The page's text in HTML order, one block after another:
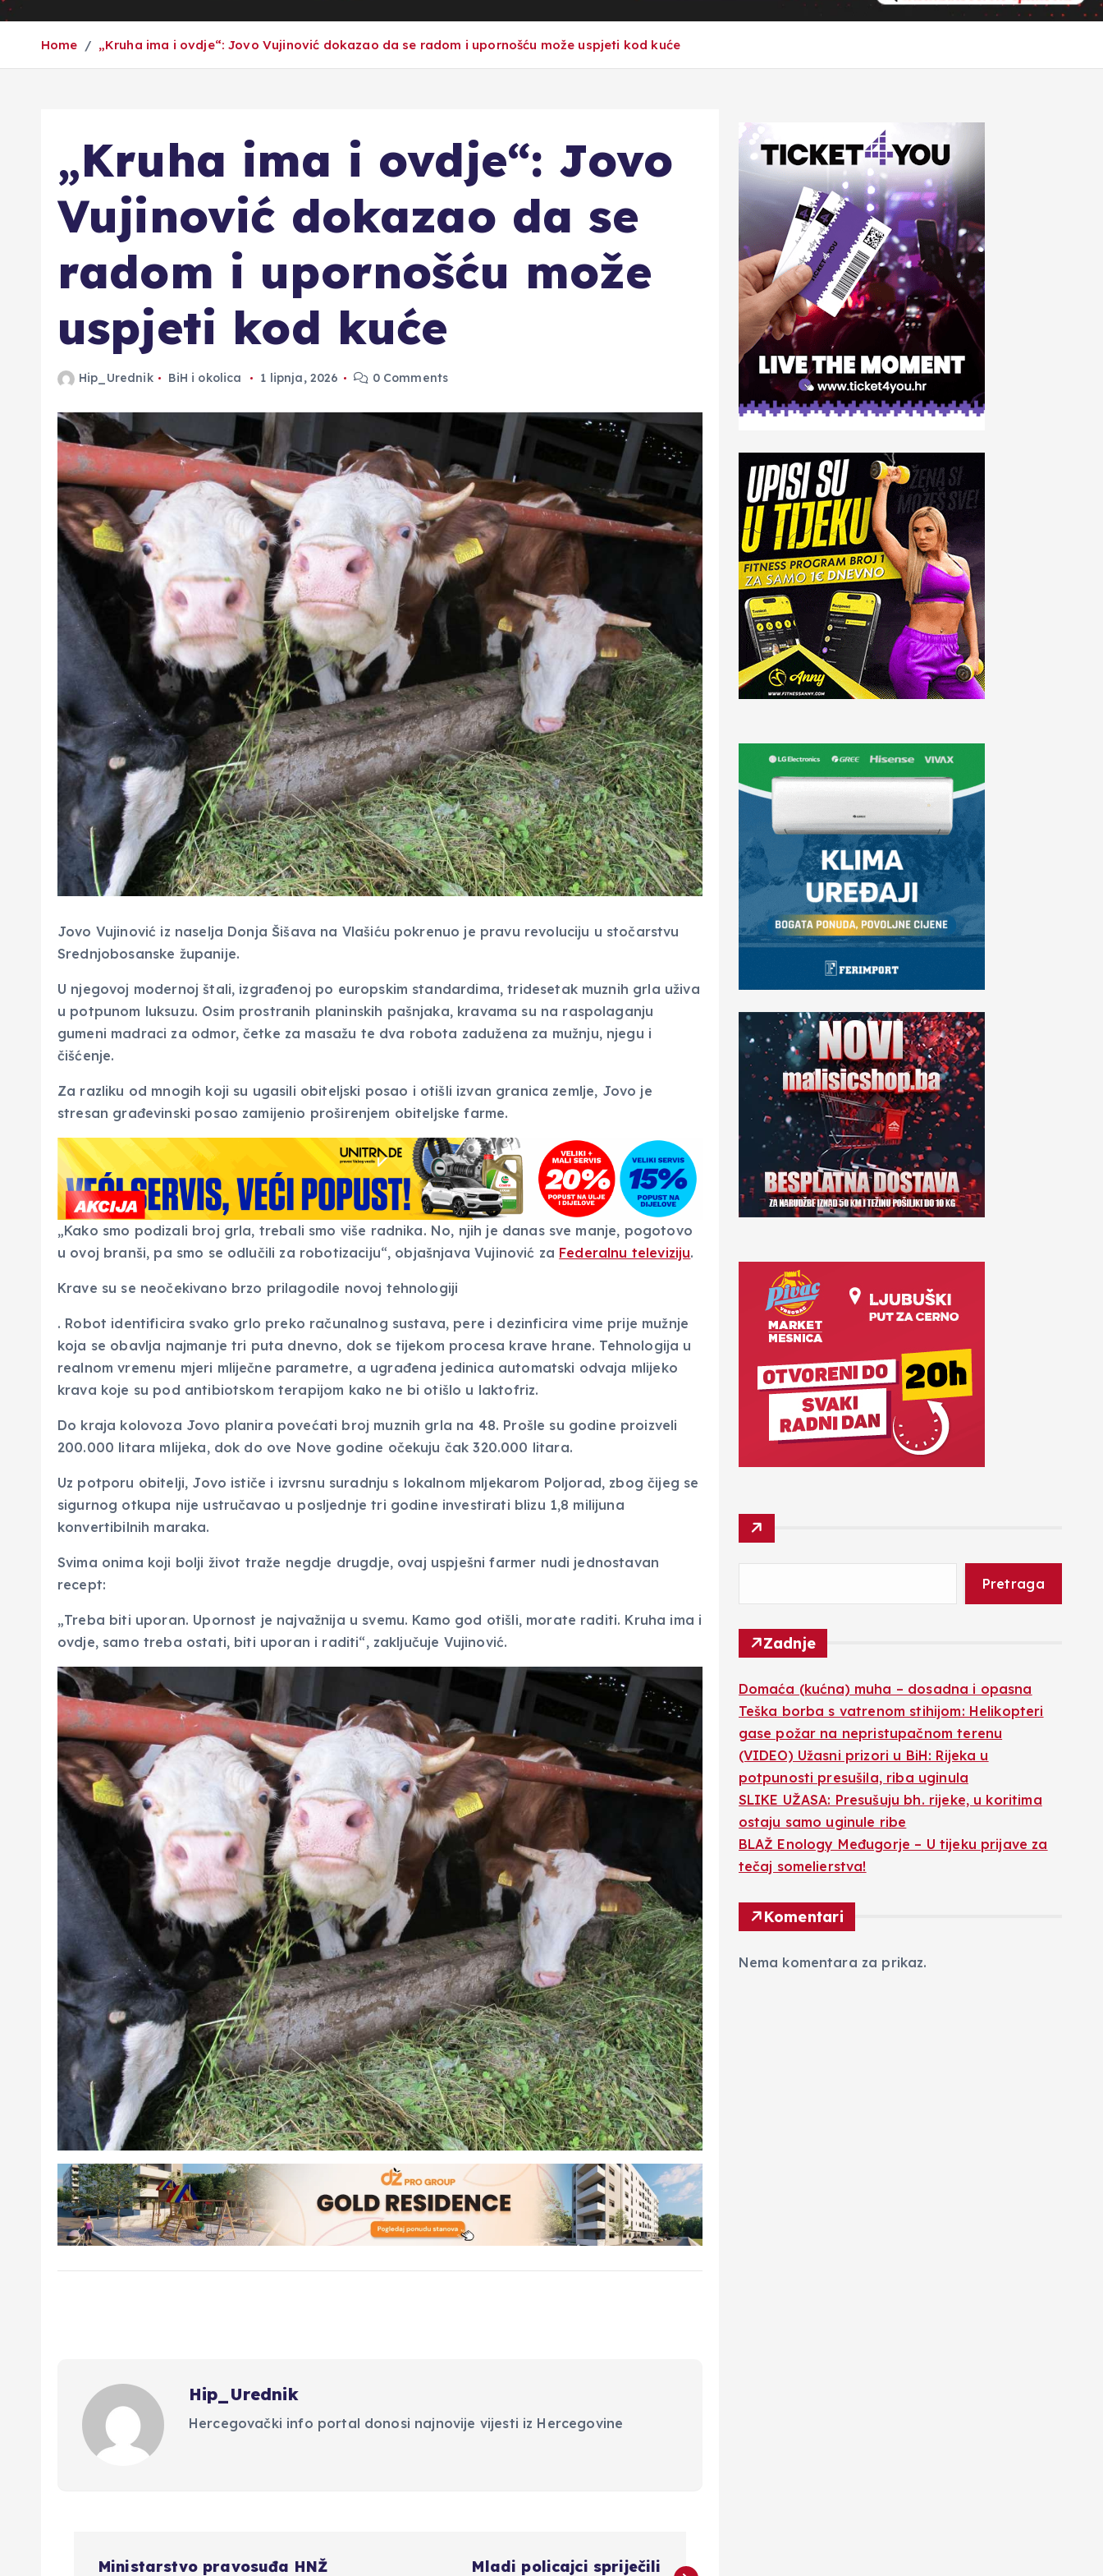
Home „Kruha ima i ovdje“: Jovo Vujinović dokazao da se radom i upornošću može uspjeti kod kuće
„Kruha ima i ovdje“: Jovo
Vujinović dokazao da se
radom i upornošću može
uspjeti kod kuće
Hip_Urednik BiH i okolica 1 lipnja, 2026 0 Comments
Jovo Vujinović iz naselja Donja Šišava na Vlašiću pokrenuo je pravu revoluciju u stočarstvu
Srednjobosanske županije.
U njegovoj modernoj štali, izgrađenoj po europskim standardima, tridesetak muznih grla uživa
u potpunom luksuzu. Osim prostranih planinskih pašnjaka, kravama su na raspolaganju
gumeni madraci za odmor, četke za masažu te dva robota zadužena za mužnju, njegu i
čišćenje.
Za razliku od mnogih koji su ugasili obiteljski posao i otišli izvan granica zemlje, Jovo je
stresan građevinski posao zamijenio proširenjem obiteljske farme.
„Kako smo podizali broj grla, trebali smo više radnika. No, njih je danas sve manje, pogotovo
u ovoj branši, pa smo se odlučili za robotizaciju“, objašnjava Vujinović za Federalnu televiziju.
Krave su se neočekivano brzo prilagodile novoj tehnologiji
. Robot identificira svako grlo preko računalnog sustava, pere i dezinficira vime prije mužnje
koja se obavlja najmanje tri puta dnevno, dok se tijekom procesa krave hrane. Tehnologija u
realnom vremenu mjeri mliječne parametre, a ugrađena jedinica automatski odvaja mlijeko
krava koje su pod antibiotskom terapijom kako ne bi otišlo u laktofriz.
Do kraja kolovoza Jovo planira povećati broj muznih grla na 48. Prošle su godine proizveli
200.000 litara mlijeka, dok do ove Nove godine očekuju čak 320.000 litara.
Uz potporu obitelji, Jovo ističe i izvrsnu suradnju s lokalnom mljekarom Poljorad, zbog čijeg se
sigurnog otkupa nije ustručavao u posljednje tri godine investirati blizu 1,8 milijuna
konvertibilnih maraka.
Svima onima koji bolji život traže negdje drugdje, ovaj uspješni farmer nudi jednostavan
recept:
„Treba biti uporan. Upornost je najvažnija u svemu. Kamo god otišli, morate raditi. Kruha ima i
ovdje, samo treba ostati, biti uporan i raditi“, zaključuje Vujinović.
Hip_Urednik
Hercegovački info portal donosi najnovije vijesti iz Hercegovine
Ministarstvo pravosuđa HNŽ Mladi policajci spriječili
Pretraga
Zadnje
Domaća (kućna) muha – dosadna i opasna
Teška borba s vatrenom stihijom: Helikopteri
gase požar na nepristupačnom terenu
(VIDEO) Užasni prizori u BiH: Rijeka u
potpunosti presušila, riba uginula
SLIKE UŽASA: Presušuju bh. rijeke, u koritima
ostaju samo uginule ribe
BLAŽ Enology Međugorje – U tijeku prijave za
tečaj somelierstva!
Komentari
Nema komentara za prikaz.